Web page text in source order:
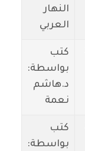
النهار
العربي
كتب
بواسطة:
د.هاشم
نعمة
كتب
بواسطة: